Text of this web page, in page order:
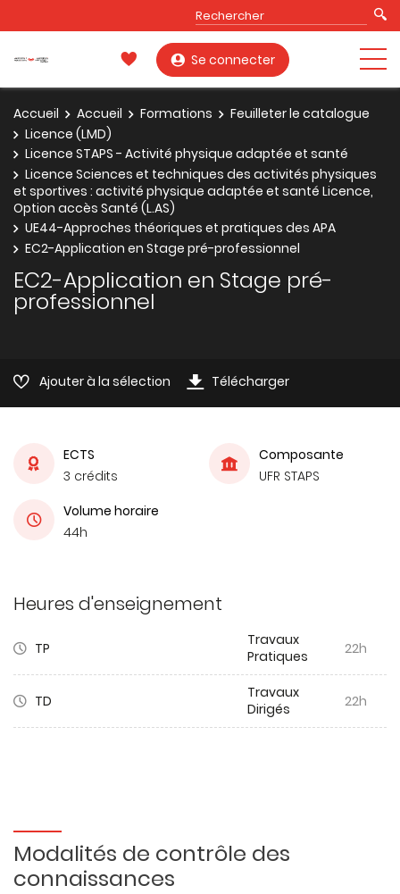
Se connecter
Accueil Accueil Formations
Feuilleter le catalogue
Licence (LMD)
Licence STAPS - Activité physique adaptée et santé
Licence Sciences et techniques des activités physiques
et sportives : activité physique adaptée et santé Licence,
Option accès Santé (L.AS)
UE44-Approches théoriques et pratiques des APA
EC2-Application en Stage pré-professionnel
EC2-Application en Stage pré-
professionnel
Ajouter à la sélection Télécharger
ECTS
3 crédits
Composante
UFR STAPS
Volume horaire
44h
Heures d'enseignement
TP
Travaux
Pratiques
22h
TD
Travaux
Dirigés
22h
Modalités de contrôle des
connaissances